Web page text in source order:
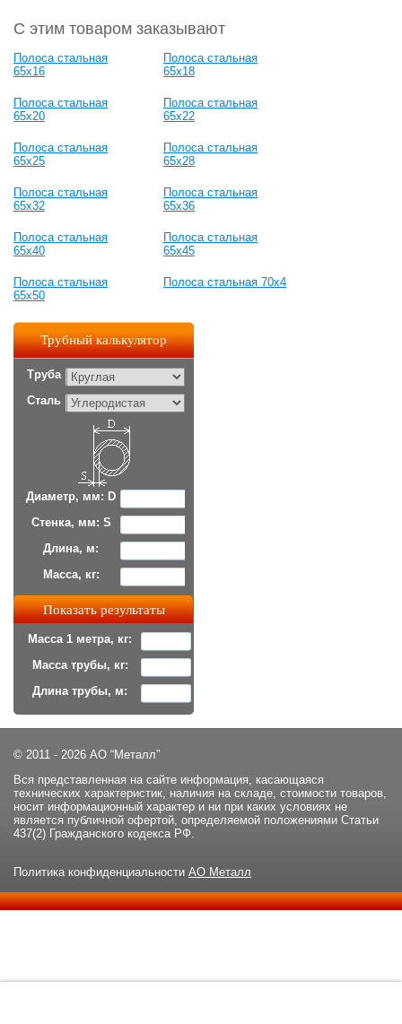
С этим товаром заказывают
Полоса стальная
65x16
Полоса стальная
65x18
Полоса стальная
65x20
Полоса стальная
65x22
Полоса стальная
65x25
Полоса стальная
65x28
Полоса стальная
65x32
Полоса стальная
65x36
Полоса стальная
65x40
Полоса стальная
65x45
Полоса стальная
65x50
Полоса стальная 70x4
Трубный калькулятор
Труба
Сталь
Диаметр, мм: D
Стенка, мм: S
Длина, м:
Масса, кг:
Масса 1 метра, кг:
Масса трубы, кг:
Длина трубы, м:
© 2011 - 2026 АО “Металл”
Вся представленная на сайте информация, касающаяся
технических характеристик, наличия на складе, стоимости товаров,
носит информационный характер и ни при каких условиях не
является публичной офертой, определяемой положениями Статьи
437(2) Гражданского кодекса РФ.
Политика конфиденциальности АО Металл